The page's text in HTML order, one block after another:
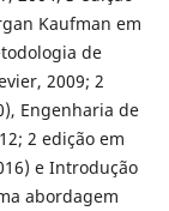
Kaufman em
de
2009; 2
Engenharia de
2 edição em
e Introdução
abordagem